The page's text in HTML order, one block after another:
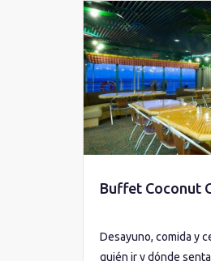
Buffet Coconut
Desayuno, comida y
quién ir y dónde